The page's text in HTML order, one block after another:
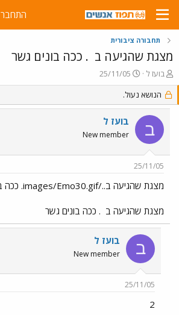
התחבר
תחבורה ציבורית
מצגת שהגיעה ב . ככה בונים גשר
פ
ו
ת
ח
נ
בועז ל
פ
ו
ר
ס
ם
ב
ת
ך
25/11/05
הנושא נעול.
ב בועז ל
New member
25/11/05
מצגת שהגיעה ב../images/Emo30.gif. ככה בונים גשר
מצגת שהגיעה ב . ככה בונים גשר
ב בועז ל
New member
25/11/05
2